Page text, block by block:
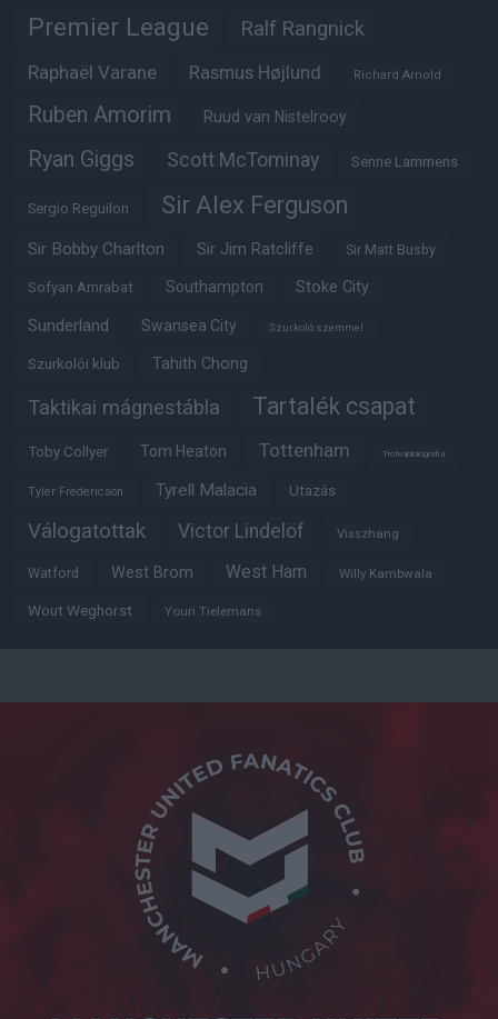
Premier League Ralf Rangnick
Raphaël Varane Rasmus Højlund Richard Arnold
Ruben Amorim Ruud van Nistelrooy
Ryan Giggs Scott McTominay Senne Lammens
Sergio Reguilon Sir Alex Ferguson
Sir Bobby Charlton Sir Jim Ratcliffe Sir Matt Busby
Sofyan Amrabat Southampton Stoke City
Sunderland Swansea City Szurkoló szemmel
Szurkolói klub Tahith Chong
Taktikai mágnestábla Tartalék csapat
Toby Collyer Tom Heaton Tottenham Trófeabibliográfia
Tyler Fredericson Tyrell Malacia Utazás
Válogatottak Victor Lindelöf Visszhang
Watford West Brom West Ham Willy Kambwala
Wout Weghorst Youri Tielemans